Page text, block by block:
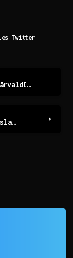
Twitter
Iegrimstiet Tiešraides Pārvaldībā: Stratégijas un Iespējas
SEO analīze: Kā uzlabot mājaslapas redzamību?